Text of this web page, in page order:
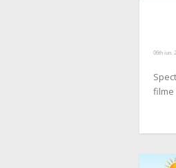
06th iun.
filme